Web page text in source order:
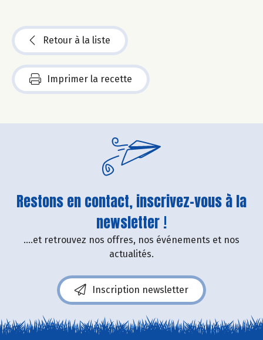
Retour à la liste
Imprimer la recette
Restons en contact, inscrivez-vous à la
newsletter !
....et retrouvez nos offres, nos événements et nos
actualités.
Inscription newsletter